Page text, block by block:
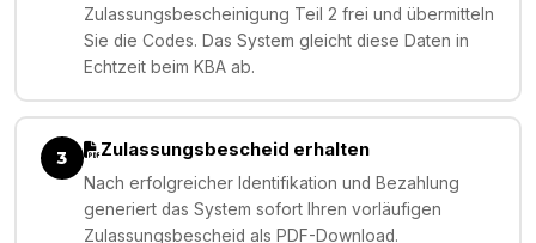
Zulassungsbescheinigung Teil 2 frei und übermitteln
Sie die Codes. Das System gleicht diese Daten in
Echtzeit beim KBA ab.
3 Zulassungsbescheid erhalten
Nach erfolgreicher Identifikation und Bezahlung
generiert das System sofort Ihren vorläufigen
Zulassungsbescheid als PDF-Download.